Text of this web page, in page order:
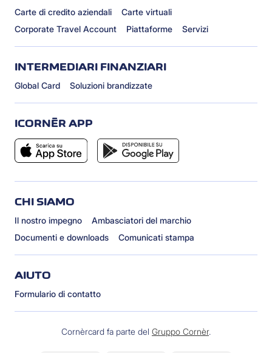
Carte di credito aziendali
Carte virtuali
Corporate Travel Account
Piattaforme Servizi
INTERMEDIARI FINANZIARI
Global Card Soluzioni brandizzate
ICORNÈR APP
CHI SIAMO
Il nostro impegno
Ambasciatori del marchio
Documenti e downloads
Comunicati stampa
AIUTO
Formulario di contatto
Cornèrcard fa parte del Gruppo Cornèr.